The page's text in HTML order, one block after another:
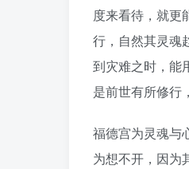
度来看待，就更
行，自然其灵魂
到灾难之时，能
是前世有所修行
福德宫为灵魂与
为想不开，因为